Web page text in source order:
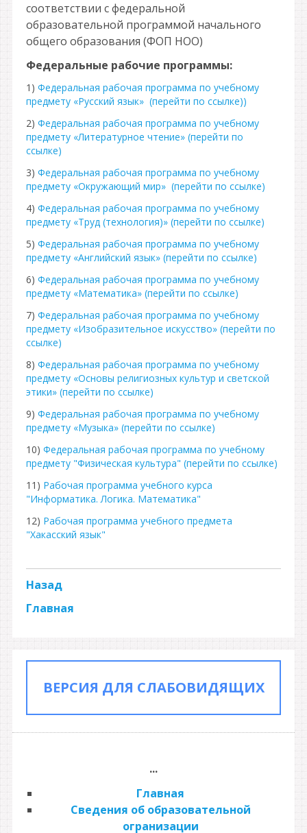
соответствии с федеральной
образовательной программой начального
общего образования (ФОП НОО)
Федеральные рабочие программы:
1) Федеральная рабочая программа по учебному
предмету «Русский язык» (перейти по ссылке))
2) Федеральная рабочая программа по учебному
предмету «Литературное чтение» (перейти по
ссылке)
3) Федеральная рабочая программа по учебному
предмету «Окружающий мир» (перейти по ссылке)
4) Федеральная рабочая программа по учебному
предмету «Труд (технология)» (перейти по ссылке)
5) Федеральная рабочая программа по учебному
предмету «Английский язык» (перейти по ссылке)
6) Федеральная рабочая программа по учебному
предмету «Математика» (перейти по ссылке)
7) Федеральная рабочая программа по учебному
предмету «Изобразительное искусство» (перейти по
ссылке)
8) Федеральная рабочая программа по учебному
предмету «Основы религиозных культур и светской
этики» (перейти по ссылке)
9) Федеральная рабочая программа по учебному
предмету «Музыка» (перейти по ссылке)
10) Федеральная рабочая программа по учебному
предмету "Физическая культура" (перейти по ссылке)
11) Рабочая программа учебного курса
"Информатика. Логика. Математика"
12) Рабочая программа учебного предмета
"Хакасский язык"
Назад
Главная
ВЕРСИЯ ДЛЯ СЛАБОВИДЯЩИХ
...
Главная
Сведения об образовательной
огранизации